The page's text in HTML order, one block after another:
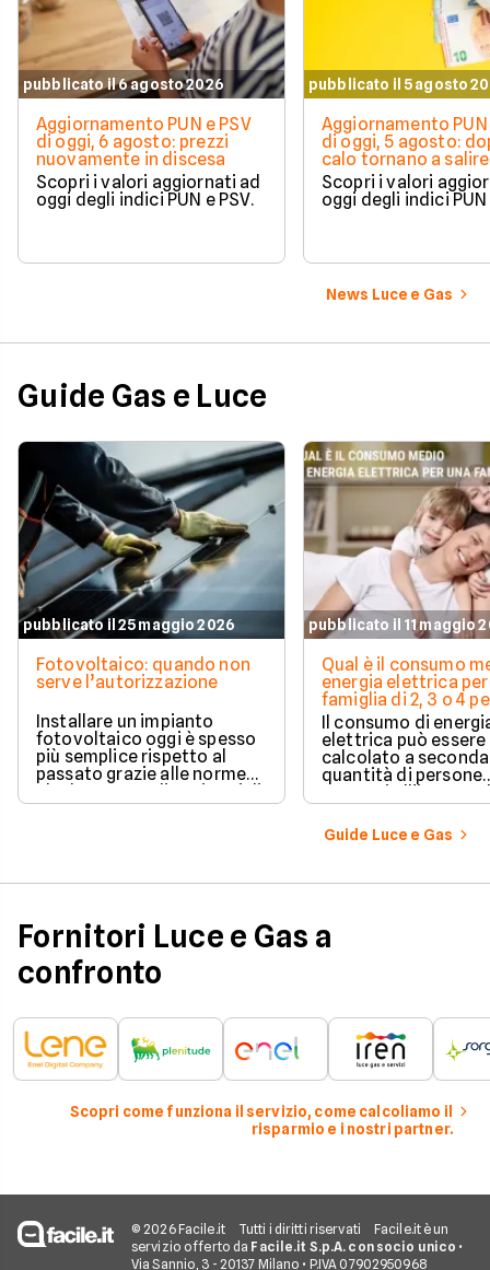
pubblicato il 6 agosto 2026
Aggiornamento PUN e PSV
di oggi, 6 agosto: prezzi
nuovamente in discesa
Scopri i valori aggiornati ad
oggi degli indici PUN e PSV.
pubblicato il 5 agosto
Aggiornamento PUN
di oggi, 5 agosto:
calo tornano a
Scopri i valori
oggi degli indici PUN
News Luce e Gas
Guide Gas e Luce
pubblicato il 25 maggio 2026
Fotovoltaico: quando non
serve l’autorizzazione
Installare un impianto
fotovoltaico oggi è spesso
più semplice rispetto al
passato grazie alle norme
che hanno ampliato i casi di
edilizia libera.
pubblicato il 11 maggio
Qual è il consumo
energia elettrica per
famiglia di 2, 3 o 4
Il consumo di
elettrica può essere
calcolato a
quantità di persone
presenti all'interno
determinato
numerosi i fattori
influenzano questo
considerazione per
Guide Luce e Gas
Fornitori Luce e Gas a
confronto
Scopri come funziona il servizio, come calcoliamo il
risparmio e i nostri partner.
© 2026 Facile.it Tutti i diritti riservati
Facile.it è un
servizio offerto da Facile.it S.p.A. con socio unico •
Via Sannio, 3 - 20137 Milano • P.IVA 07902950968